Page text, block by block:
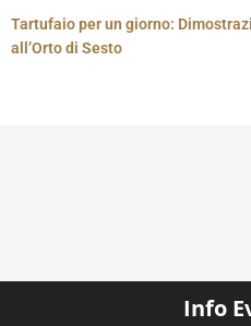
Tartufaio per un giorno:
all’Orto di Sesto
Info